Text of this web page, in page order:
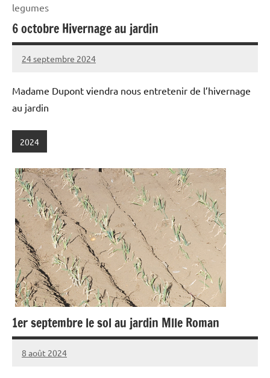
legumes
6 octobre Hivernage au jardin
24 septembre 2024
admin
Madame Dupont viendra nous entretenir de l’hivernage
au jardin
2024
1er septembre le sol au jardin Mlle Roman
8 août 2024
admin